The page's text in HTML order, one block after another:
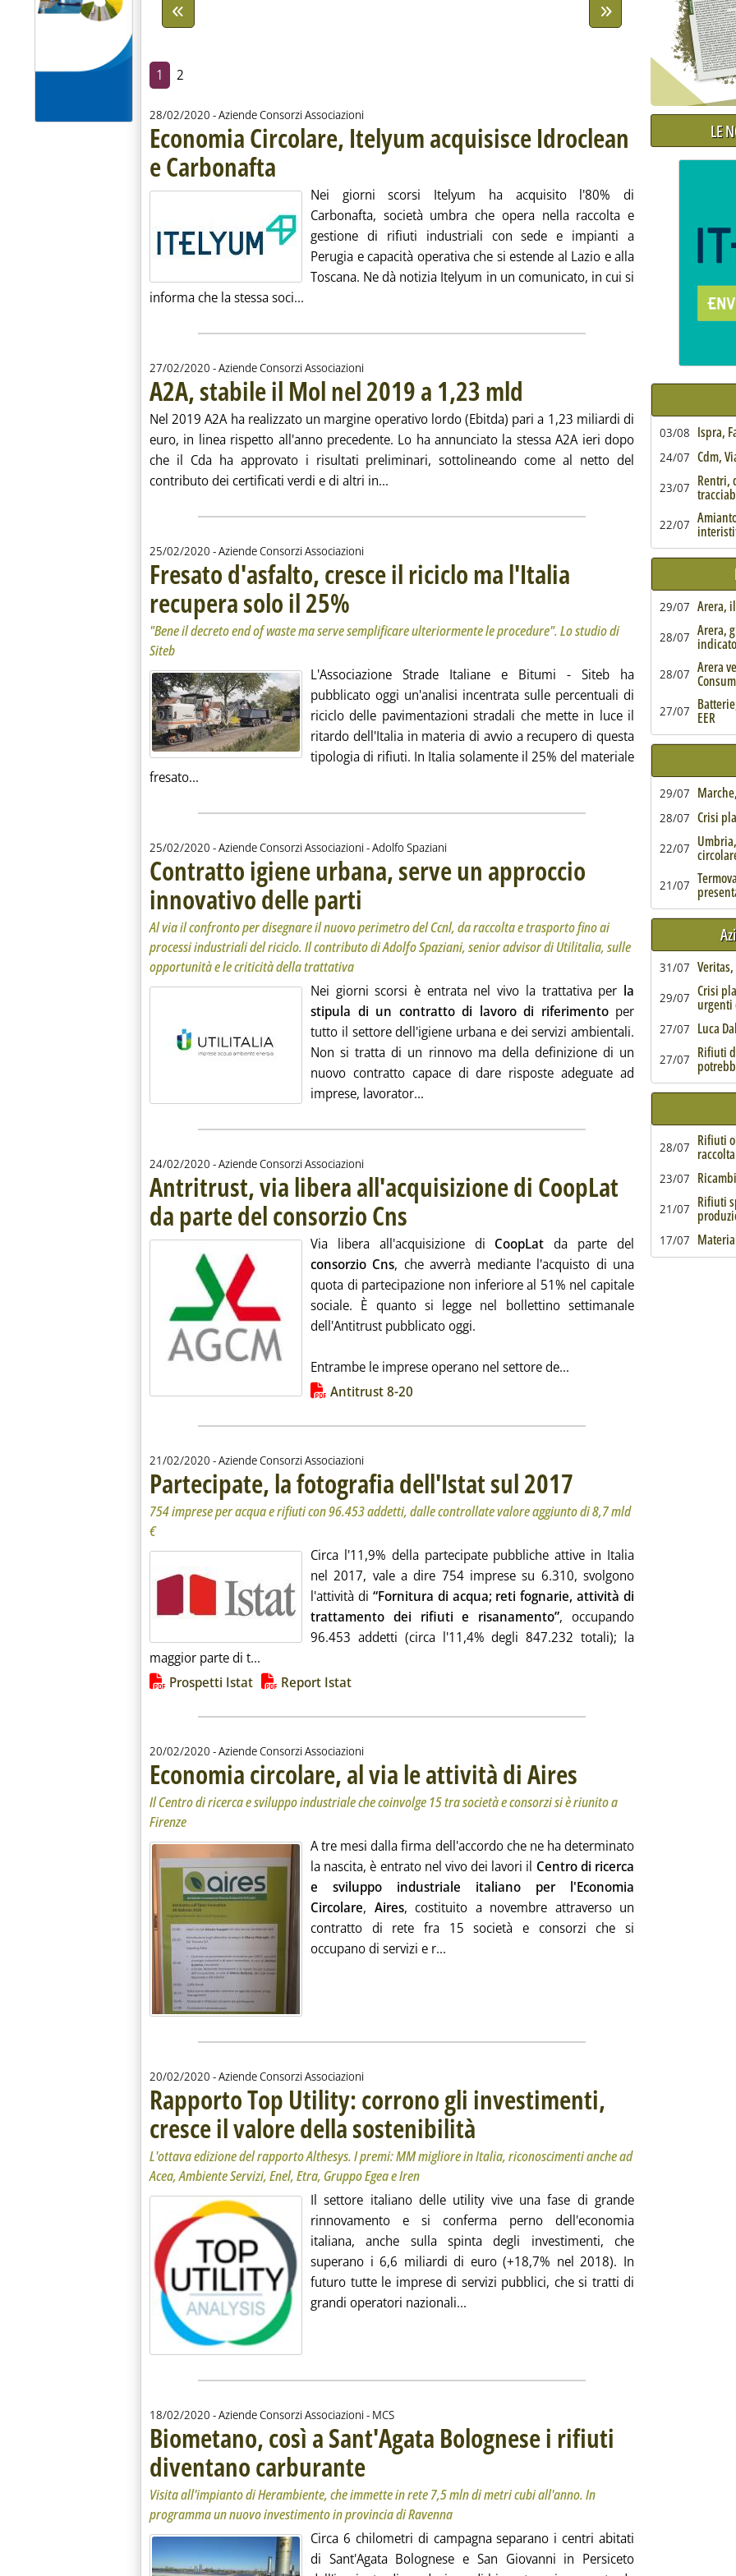
1 2
28/02/2020 - Aziende Consorzi Associazioni
Economia Circolare, Itelyum acquisisce Idroclean
e Carbonafta . Pubblicata venerdì 28 febbraio 2020 alle 14.8.
Nei giorni scorsi Itelyum ha acquisito l'80% di
Carbonafta, società umbra che opera nella raccolta e
gestione di rifiuti industriali con sede e impianti a
Perugia e capacità operativa che si estende al Lazio e alla
Toscana. Ne dà notizia Itelyum in un comunicato, in cui si
informa che la stessa soci... Leggi tutta la notizia: 'Economia Circolare, Itelyum acquisisce Idroclean
27/02/2020 - Aziende Consorzi Associazioni
A2A, stabile il Mol nel 2019 a 1,23 mld . Pubblicata giovedì 27 febbraio 2020 alle 16.28.
Nel 2019 A2A ha realizzato un margine operativo lordo (Ebitda) pari a 1,23 miliardi di
euro, in linea rispetto all'anno precedente. Lo ha annunciato la stessa A2A ieri dopo
che il Cda ha approvato i risultati preliminari, sottolineando come al netto del
contributo dei certificati verdi e di altri in... Leggi tutta la notizia: 'A2A, stabile il Mol nel 2019 a 1,23
25/02/2020 - Aziende Consorzi Associazioni
Fresato d'asfalto, cresce il riciclo ma l'Italia
recupera solo il 25% . Sottotitolo: "Bene il decreto end of waste ma serve semplificare ulteriormente le procedure". Lo
"Bene il decreto end of waste ma serve semplificare ulteriormente le procedure". Lo studio di
Siteb
L'Associazione Strade Italiane e Bitumi - Siteb ha
pubblicato oggi un'analisi incentrata sulle percentuali di
riciclo delle pavimentazioni stradali che mette in luce il
ritardo dell'Italia in materia di avvio a recupero di questa
tipologia di rifiuti. In Italia solamente il 25% del materiale
fresato... Leggi tutta la notizia: 'Fresato d'asfalto, cresce il riciclo ma l'Italia recupera solo il 25%'
25/02/2020 - Aziende Consorzi Associazioni -di:
Adolfo Spaziani
Contratto igiene urbana, serve un approccio
innovativo delle parti . Sottotitolo: Al via il confronto per disegnare il nuovo perimetro del Ccnl, da raccolta e
. Pubblicata martedì 25 febbraio 2020 alle 13.57.
Al via il confronto per disegnare il nuovo perimetro del Ccnl, da raccolta e trasporto fino ai
processi industriali del riciclo. Il contributo di Adolfo Spaziani, senior advisor di Utilitalia, sulle
opportunità e le criticità della trattativa
Nei giorni scorsi è entrata nel vivo la trattativa per la
stipula di un contratto di lavoro di riferimentoper
tutto il settore dell'igiene urbana e dei servizi ambientali.
Non si tratta di un rinnovo ma della definizione di un
nuovo contratto capace di dare risposte adeguate ad
imprese, lavorator... Leggi tutta la notizia: 'Contratto igiene urbana,
24/02/2020 - Aziende Consorzi Associazioni
Antritrust, via libera all'acquisizione di CoopLat
da parte del consorzio Cns . Pubblicata lunedì 24 febbraio 2020 alle 17.49.
Via libera all'acquisizione di CoopLat da parte del
consorzio Cns, che avverrà mediante l'acquisto di una
quota di partecipazione non inferiore al 51% nel capitale
sociale. È quanto si legge nel bollettino settimanale
dell'Antitrust pubblicato oggi.
Entrambe le imprese operano nel settore de...
Lista allegati PDF alla notizia
Antitrust 8-20
21/02/2020 - Aziende Consorzi Associazioni
Partecipate, la fotografia dell'Istat sul 2017
754 imprese per acqua e rifiuti con 96.453 addetti, dalle controllate valore aggiunto di 8,7 mld
€
Circa l'11,9% della partecipate pubbliche attive in Italia
nel 2017, vale a dire 754 imprese su 6.310, svolgono
l'attività di “Fornitura di acqua; reti fognarie, attività di
trattamento dei rifiuti e risanamento”, occupando
96.453 addetti (circa l'11,4% degli 847.232 totali); la
maggior parte di t...
Lista allegati PDF alla notizia
Prospetti Istat Report Istat
20/02/2020 - Aziende Consorzi Associazioni
Economia circolare, al via le attività di Aires
Il Centro di ricerca e sviluppo industriale che coinvolge 15 tra società e consorzi si è riunito a
Firenze
A tre mesi dalla firma dell'accordo che ne ha determinato
la nascita, è entrato nel vivo dei lavori il Centro di ricerca
e sviluppo industriale italiano per l'Economia
Circolare, Aires, costituito a novembre attraverso un
contratto di rete fra 15 società e consorzi che si
occupano di servizi e r...
20/02/2020 - Aziende Consorzi Associazioni
Rapporto Top Utility: corrono gli investimenti,
cresce il valore della sostenibilità
L'ottava edizione del rapporto Althesys. I premi: MM migliore in Italia, riconoscimenti anche ad
Acea, Ambiente Servizi, Enel, Etra, Gruppo Egea e Iren
Il settore italiano delle utility vive una fase di grande
rinnovamento e si conferma perno dell'economia
italiana, anche sulla spinta degli investimenti, che
superano i 6,6 miliardi di euro (+18,7% nel 2018). In
futuro tutte le imprese di servizi pubblici, che si tratti di
grandi operatori nazionali...
18/02/2020 - Aziende Consorzi Associazioni - di:
MCS
Biometano, così a Sant'Agata Bolognese i rifiuti
diventano carburante . Sottotitolo: Visita all'impianto di Herambiente, che immette in rete 7,5 mln di metri cubi
. Pubblicata martedì 18 febbraio 2020 alle 14.11.
Visita all'impianto di Herambiente, che immette in rete 7,5 mln di metri cubi all'anno. In
programma un nuovo investimento in provincia di Ravenna
Circa 6 chilometri di campagna separano i centri abitati
di Sant'Agata Bolognese e San Giovanni in Persiceto
LE
03/08 Ispra,
24/07 Cdm,
23/07 Rentri,
22/07
29/07 Arera,
28/07 Arera,
28/07 Arera
27/07 EER
29/07
28/07 Crisi
22/07
21/07
31/07
29/07 Crisi
27/07 Luca
27/07 Rifiuti
28/07 Rifiuti
raccolta
23/07
21/07 Rifiuti
17/07